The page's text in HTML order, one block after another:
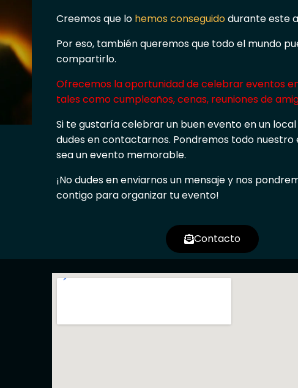
Creemos que lo hemos conseguidodurante este
Por eso, también queremos que todo el mundo
compartirlo.
Ofrecemos la oportunidad de celebrar eventos
tales como cumpleaños, cenas, reuniones de
Si te gustaría celebrar un buen evento en un
dudes en contactarnos. Pondremos todo nuestro
sea un evento memorable.
¡No dudes en enviarnos un mensaje y nos
contigo para organizar tu evento!
Contacto